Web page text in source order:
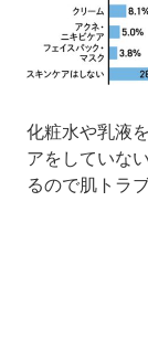
化粧水や乳液
アをしていな
るので肌トラ